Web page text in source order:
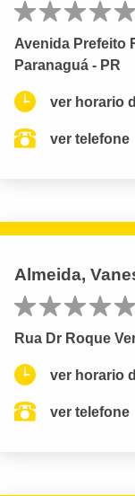
Avenida Prefeito
Paranaguá - PR
ver horario
ver telefone
Almeida,
Rua Dr Roque
ver horario
ver telefone